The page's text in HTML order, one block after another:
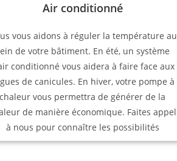
Air conditionné
vous aidons à réguler la température au
de votre bâtiment. En été, un système
conditionné vous aidera à faire face aux
de canicules. En hiver, votre pompe à
chaleur vous permettra de générer de la
de manière économique. Faites appel
à nous pour connaître les possibilités